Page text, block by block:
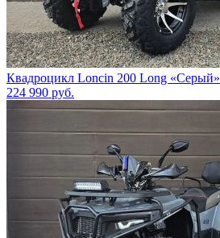
Квадроцикл Loncin 200 Long «Серый»
224 990 руб.